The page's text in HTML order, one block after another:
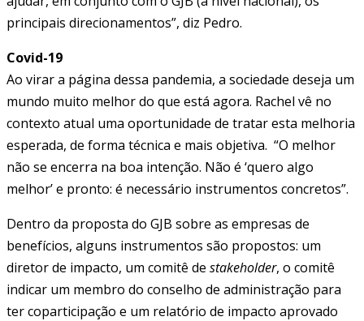
principais direcionamentos”, diz Pedro.
Covid-19
Ao virar a página dessa pandemia, a sociedade deseja um
mundo muito melhor do que está agora. Rachel vê no
contexto atual uma oportunidade de tratar esta melhoria
esperada, de forma técnica e mais objetiva. “O melhor
não se encerra na boa intenção. Não é ‘quero algo
melhor’ e pronto: é necessário instrumentos concretos”.
Dentro da proposta do GJB sobre as empresas de
benefícios, alguns instrumentos são propostos: um
diretor de impacto, um comitê de stakeholder, o comitê
indicar um membro do conselho de administração para
ter coparticipação e um relatório de impacto aprovado